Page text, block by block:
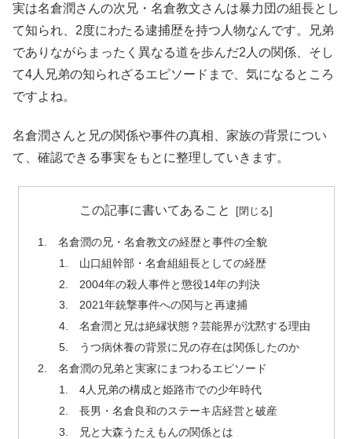
実は名倉潤さんの次兄・名倉教文さんは暴力団の組長とし
て知られ、2度にわたる逮捕歴を持つ人物なんです。兄弟
でありながらまったく異なる道を歩んだ2人の関係、そし
て4人兄弟の知られざるエピソードまで、気になるところ
ですよね。
名倉潤さんと兄の関係や事件の真相、家族の背景につい
て、確認できる事実をもとに整理していきます。
この記事に書いてあること
名倉潤の兄・名倉教文の経歴と事件の全貌
山口組幹部・名倉組組長としての経歴
2004年の殺人事件と懲役14年の判決
2021年銃撃事件への関与と再逮捕
名倉潤と兄は絶縁状態？芸能界が沈黙する理由
うつ病休養の背景に兄の存在は関係したのか
名倉潤の兄弟と実家にまつわるエピソード
4人兄弟の構成と姫路市での少年時代
長男・名倉良和のステーキ店経営と破産
兄と大森うたえもんの関係とは